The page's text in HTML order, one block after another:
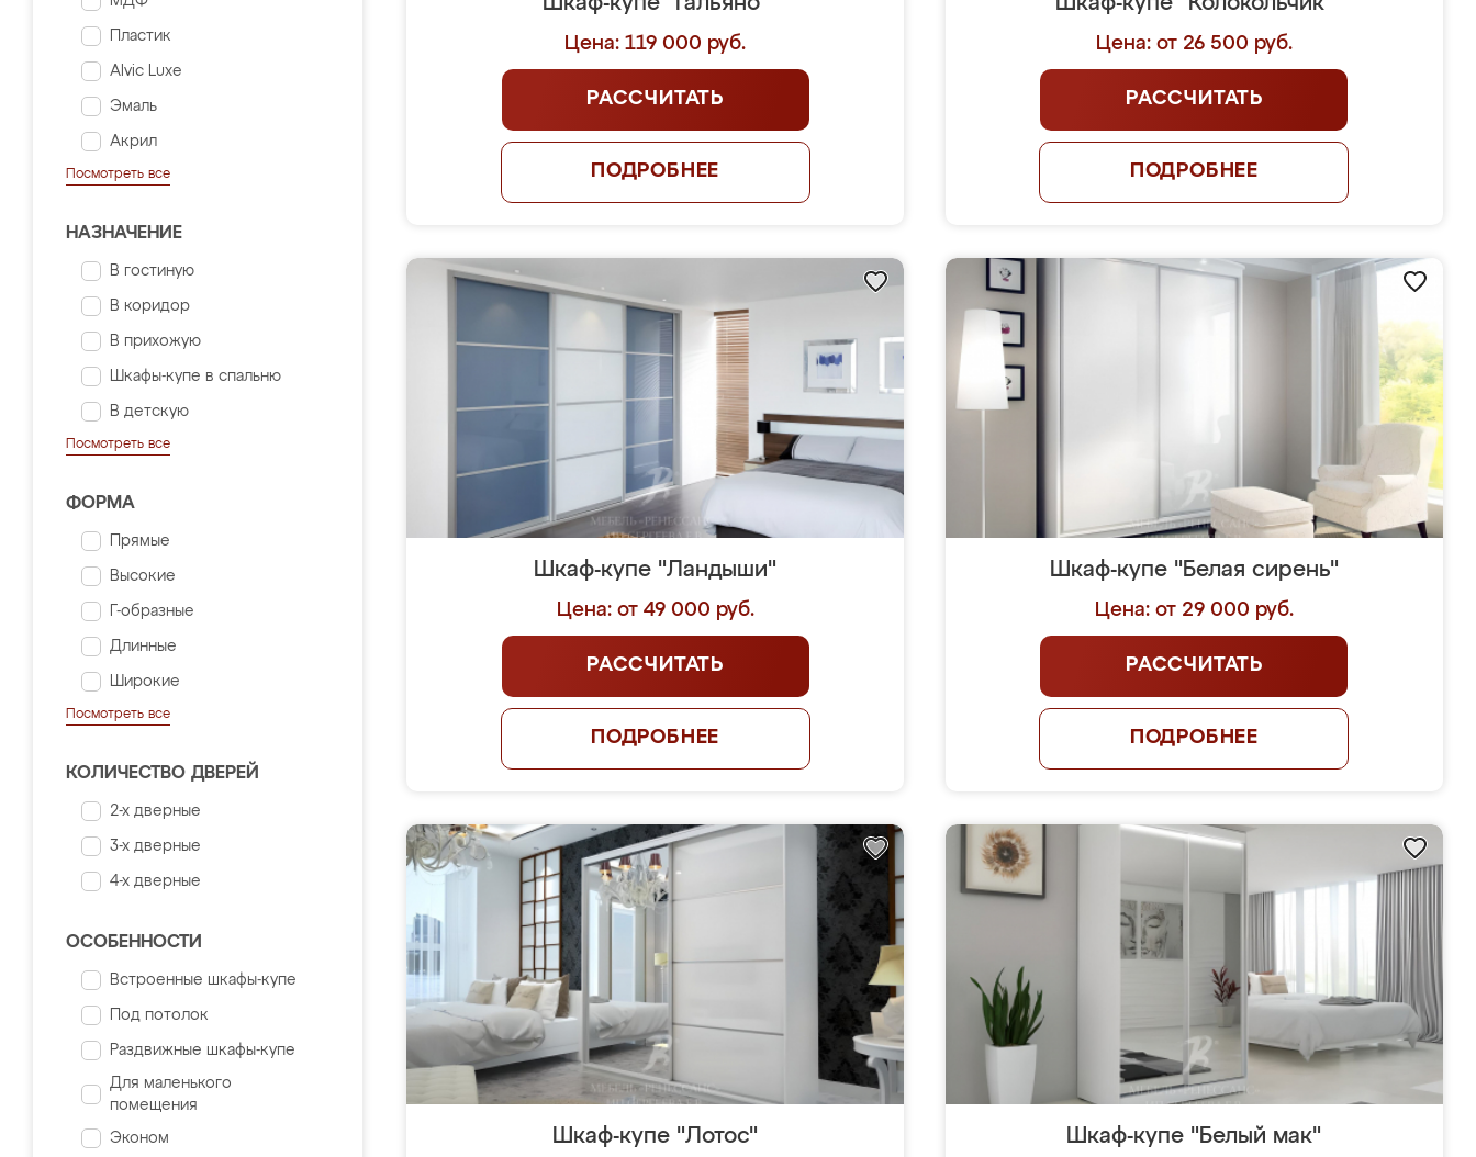
Пластик
Alvic Luxe
Эмаль
Акрил
Посмотреть все
НАЗНАЧЕНИЕ
В гостиную
В коридор
В прихожую
Шкафы-купе в спальню
В детскую
Посмотреть все
ФОРМА
Прямые
Высокие
Г-образные
Длинные
Широкие
Посмотреть все
КОЛИЧЕСТВО ДВЕРЕЙ
2-х дверные
3-х дверные
4-х дверные
ОСОБЕННОСТИ
Встроенные шкафы-купе
Под потолок
Раздвижные шкафы-купе
Для маленького
помещения
Эконом
Цена: 119 000 руб.
РАССЧИТАТЬ
ПОДРОБНЕЕ
Цена: от 26 500 руб.
РАССЧИТАТЬ
ПОДРОБНЕЕ
Шкаф-купе "Ландыши"
Цена: от 49 000 руб.
РАССЧИТАТЬ
ПОДРОБНЕЕ
Шкаф-купе "Белая сирень"
Цена: от 29 000 руб.
РАССЧИТАТЬ
ПОДРОБНЕЕ
Шкаф-купе "Лотос" Шкаф-купе "Белый мак"